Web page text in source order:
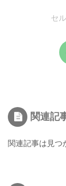
セ
関連記
関連記事は見つ